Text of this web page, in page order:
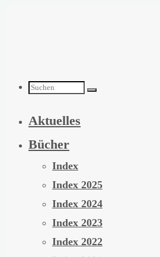
Suchen
nach:
Aktuelles
Bücher
Index
Index 2025
Index 2024
Index 2023
Index 2022